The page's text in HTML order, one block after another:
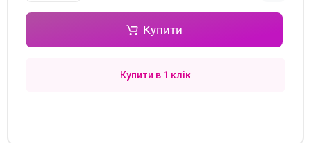
Купити
Купити в 1 клік